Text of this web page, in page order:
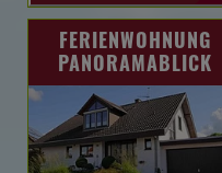
FERIENWOHNUNG
PANORAMABLICK